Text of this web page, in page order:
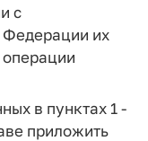
с
Федерации их
в пунктах 1 -
приложить